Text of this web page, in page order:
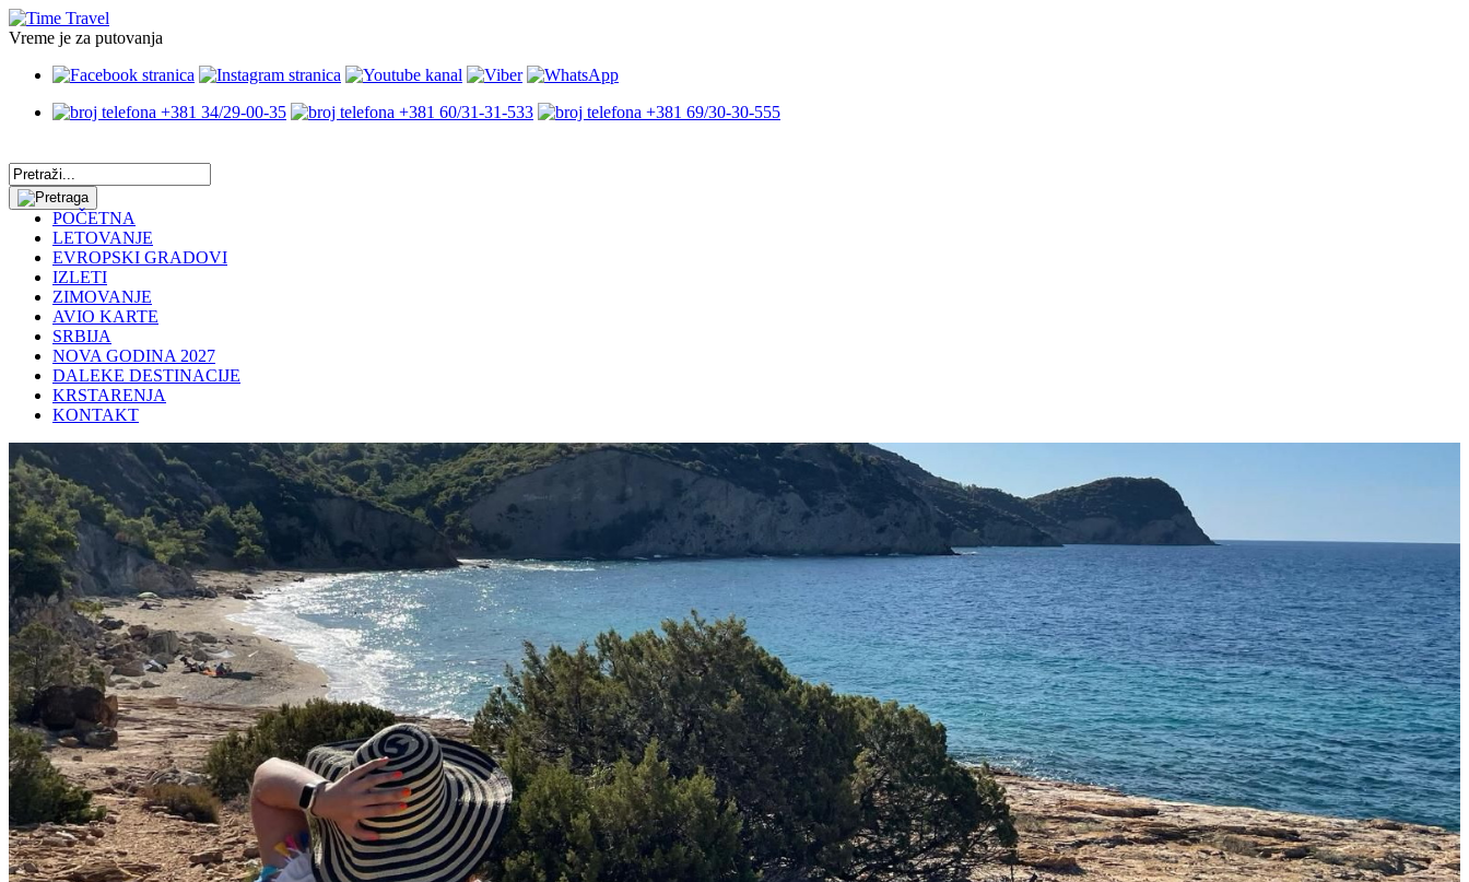
Vreme je za putovanja
+381 34/29-00-35 +381 60/31-31-533 +381 69/30-30-555
POČETNA
LETOVANJE
EVROPSKI GRADOVI
IZLETI
ZIMOVANJE
AVIO KARTE
SRBIJA
NOVA GODINA 2027
DALEKE DESTINACIJE
KRSTARENJA
KONTAKT